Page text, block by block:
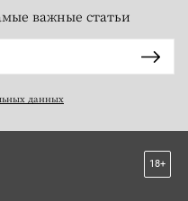
важные статьи
данных
18+